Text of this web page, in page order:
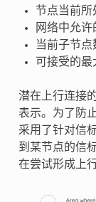
节点当前所
网络中允
当前子节点
可接受的最
潜在上行连接
表示。为了防
采用了针对信
到某节点的信
在尝试形成上